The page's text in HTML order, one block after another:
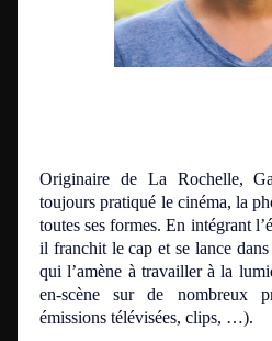
Originaire de La Rochelle,
toujours pratiqué le cinéma, la
toutes ses formes. En intégrant
il franchit le cap et se lance
qui l’amène à travailler à la
en-scène sur de nombreux
émissions télévisées, clips, …).